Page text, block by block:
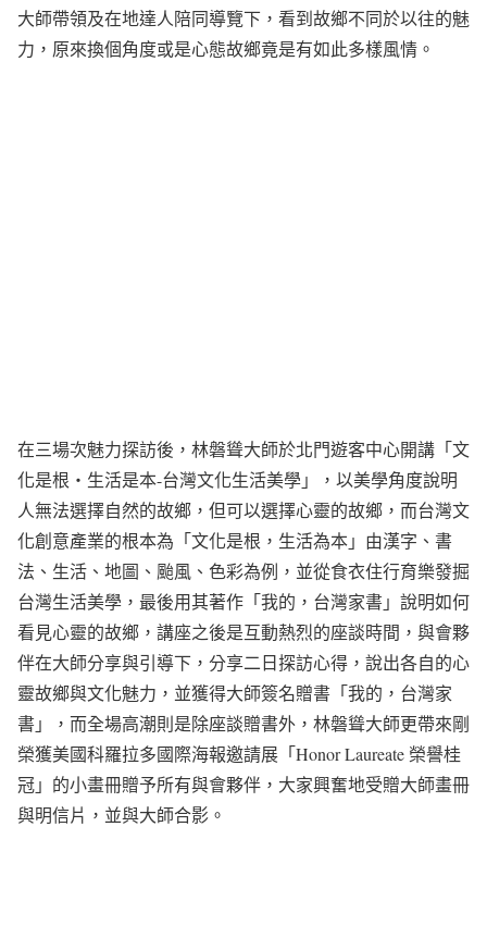
大師帶領及在地達人陪同導覽下，看到故鄉不同於以往的魅
力，原來換個角度或是心態故鄉竟是有如此多樣風情。
在三場次魅力探訪後，林磐聳大師於北門遊客中心開講「文
化是根‧生活是本-台灣文化生活美學」，以美學角度說明
人無法選擇自然的故鄉，但可以選擇心靈的故鄉，而台灣文
化創意產業的根本為「文化是根，生活為本」由漢字、書
法、生活、地圖、颱風、色彩為例，並從食衣住行育樂發掘
台灣生活美學，最後用其著作「我的，台灣家書」說明如何
看見心靈的故鄉，講座之後是互動熱烈的座談時間，與會夥
伴在大師分享與引導下，分享二日探訪心得，說出各自的心
靈故鄉與文化魅力，並獲得大師簽名贈書「我的，台灣家
書」，而全場高潮則是除座談贈書外，林磐聳大師更帶來剛
榮獲美國科羅拉多國際海報邀請展「Honor Laureate 榮譽桂
冠」的小畫冊贈予所有與會夥伴，大家興奮地受贈大師畫冊
與明信片，並與大師合影。